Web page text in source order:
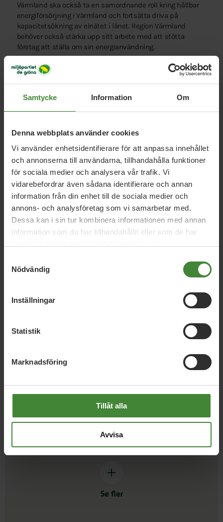
Samtycke Information Om
Denna webbplats använder cookies
Vi använder enhetsidentifierare för att anpassa innehållet
och annonserna till användarna, tillhandahålla funktioner
för sociala medier och analysera vår trafik. Vi
vidarebefordrar även sådana identifierare och annan
information från din enhet till de sociala medier och
annons- och analysföretag som vi samarbetar med.
Dessa kan i sin tur kombinera informationen med annan
information som du har tillhandahållit eller som de har
Nödvändig
Inställningar
Statistik
Marknadsföring
Tillåt alla
Avvisa
Värmland ska också ta en samordnande roll kring hållbar
energiförsörjning i Värmland och fortsätta driva på
kapacitetsökning av elnätet i länet. Region Värmland
behöver också stärka upp sitt arbete med att stötta
företag att ställa om sin energianvändning.
Vid om- och nybyggnad ska regionen prioritera
naturlig följd. Vi vill också förbättra underhållet för de
fastigheter som Region Värmland äger.
Vi har svaren på dina
frågor
Sök
E
Folkhälsa Folkhögskolor och folkbildning
H
Hälso- och sjukvård
Hållbart arbetsliv för
sjukvårdspersonalen
Se fler